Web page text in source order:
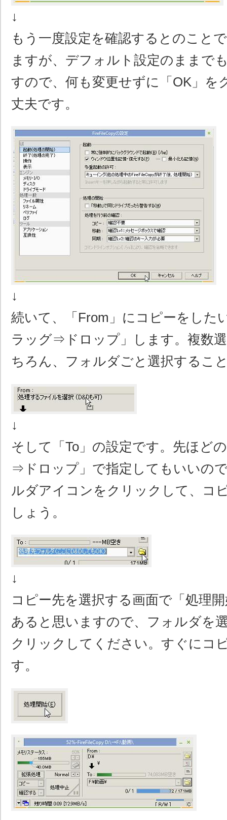
↓
もう一度設定を確認するとのこと
ますが、デフォルト設定のままで
すので、何も変更せずに「OK」を
丈夫です。
↓
続いて、「From」にコピーをした
ラッグ⇒ドロップ」します。複数
ちろん、フォルダごと選択するこ
↓
そして「To」の設定です。先ほど
⇒ドロップ」で指定してもいいの
ルダアイコンをクリックして、コ
しょう。
↓
コピー先を選択する画面で「処理
あると思いますので、フォルダを
クリックしてください。すぐにコ
す。